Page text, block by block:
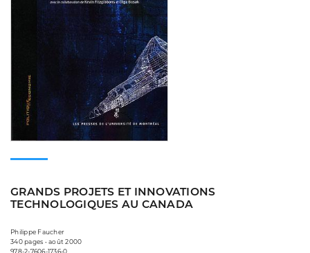
GRANDS PROJETS ET INNOVATIONS
TECHNOLOGIQUES AU CANADA
Philippe Faucher
340 pages • août 2000
978-2-7606-1736-0